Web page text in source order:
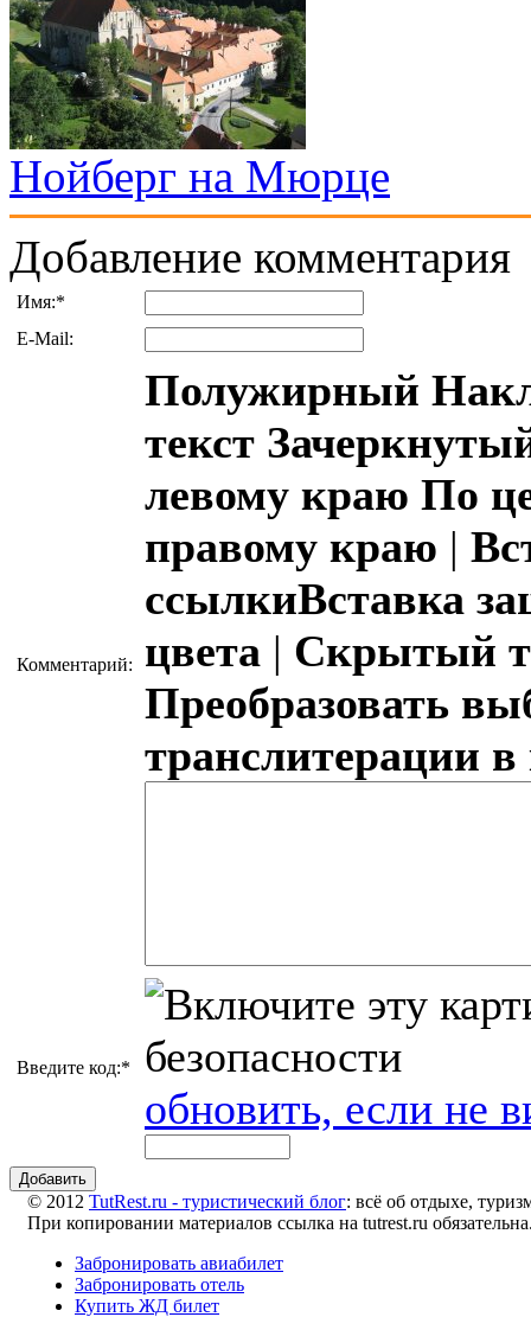
Нойберг на Мюрце
Добавление комментария
Имя:*
E-Mail:
Комментарий:
Полужирный
текст
левому краю По
правому краю |
ссылкиВставка
цвета | Скрытый
Преобразовать
транслитерации
Введите код:*
обновить, если не
Добавить
© 2012 TutRest.ru - туристический блог: всё об отдыхе,
При копировании материалов ссылка на tutrest.ru
Забронировать авиабилет
Забронировать отель
Купить ЖД билет